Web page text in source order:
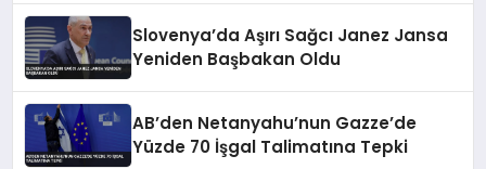
Slovenya’da Aşırı Sağcı Janez Jansa
Yeniden Başbakan Oldu
AB’den Netanyahu’nun Gazze’de
Yüzde 70 İşgal Talimatına Tepki